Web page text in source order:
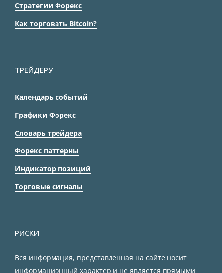
Стратегии Форекс
Как торговать Bitcoin?
ТРЕЙДЕРУ
Календарь событий
Графики Форекс
Словарь трейдера
Форекс паттерны
Индикатор позиций
Торговые сигналы
РИСКИ
Вся информация, представленная на сайте носит
информационный характер и не является прямыми